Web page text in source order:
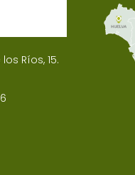
Ríos, 15.